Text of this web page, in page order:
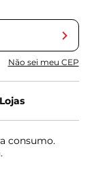
Não sei meu CEP
consumo.